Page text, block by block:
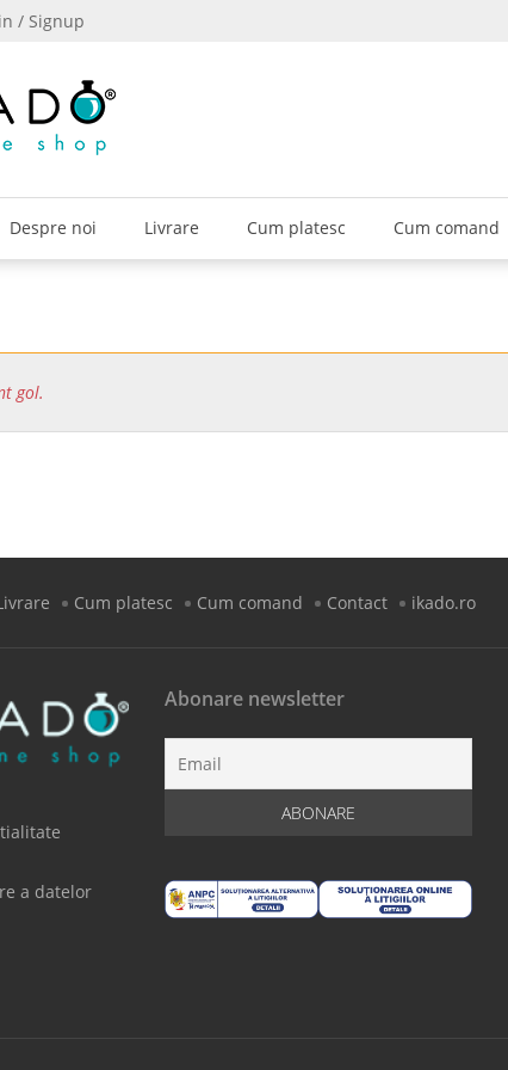
/ Signup
Despre noi Livrare Cum platesc Cum comand
gol.
Cum platesc Cum comand Contact ikado.ro
a datelor
Abonare newsletter